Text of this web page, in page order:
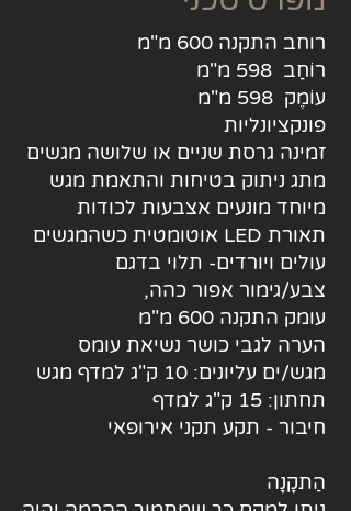
רוחב התקנה 600 מ"מ
רוֹחַב 598 מ"מ
עוֹמֶק 598 מ"מ
פונקציונליות
זמינה גרסת שניים או שלושה מגשים
מתג ניתוק בטיחות והתאמת מגש
מיוחד מונעים אצבעות לכודות
תאורת LED אוטומטית כשהמגשים
עולים ויורדים- תלוי בדגם
צבע/גימור אפור כהה,
עומק התקנה 600 מ"מ
הערה לגבי כושר נשיאת עומס
מגש/ים עליונים: 10 ק"ג למדף מגש
תחתון: 15 ק"ג למדף
חיבור - תקע תקני אירופאי
הַתקָנָה